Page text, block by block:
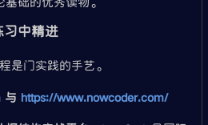
中精进
是门实践的手艺。
与 https://www.nowcoder.com/